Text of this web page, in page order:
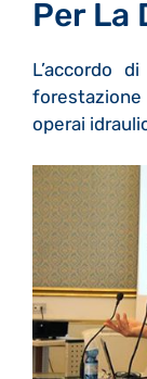
Per La
L’accordo
forestazione
operai